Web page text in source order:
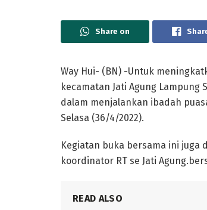
Share on
Way Hui- (BN) -Untuk
kecamatan Jati Agung
dalam menjalankan ibadah
Selasa (36/4/2022).
Kegiatan buka bersama ini juga
koordinator RT se Jati
READ ALSO